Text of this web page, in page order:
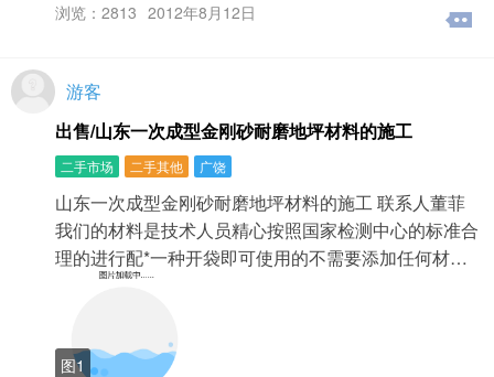
浏览：2813 2012年8月12日
游客
出售/山东一次成型金刚砂耐磨地坪材料的施工
二手市场 二手其他 广饶
山东一次成型金刚砂耐磨地坪材料的施工 联系人董菲
我们的材料是技术人员精心按照国家检测中心的标准合
理的进行配*一种开袋即可使用的不需要添加任何材…
图1